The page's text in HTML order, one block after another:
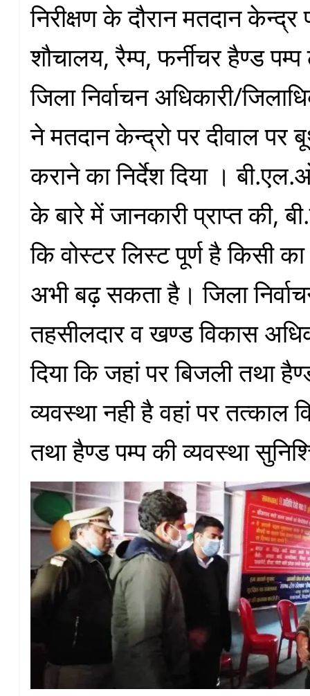
निरीक्षण के दौरान मतदान केन्द्र
शौचालय, रैम्प, फर्नीचर हैण्ड
जिला निर्वाचन अधिकारी/
ने मतदान केन्द्रो पर दीवाल
कराने का निर्देश दिया ।
के बारे में जानकारी प्राप्त की,
कि वोस्टर लिस्ट पूर्ण है किसी
अभी बढ़ सकता है। जिला
तहसीलदार व खण्ड विकास
दिया कि जहां पर बिजली तथा
व्यवस्था नही है वहां पर तत्काल
तथा हैण्ड पम्प की व्यवस्था